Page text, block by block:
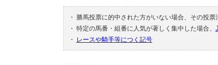
・
勝馬投票に的中された方がいない場合、その投
・ 特定の馬番・組番に人気が著しく集中した場合、
・
レースや騎手等につく記号